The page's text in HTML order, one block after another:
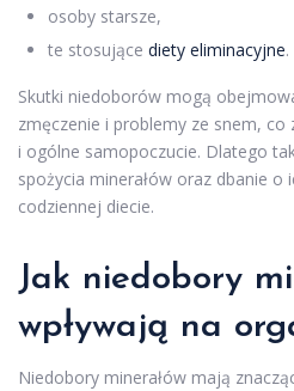
osoby starsze,
te stosujące diety eliminacyjne.
Skutki niedoborów mogą
zmęczenie i problemy ze snem, co
i ogólne samopoczucie. Dlatego
spożycia minerałów oraz dbanie
codziennej diecie.
Jak niedobory
wpływają na
Niedobory minerałów mają